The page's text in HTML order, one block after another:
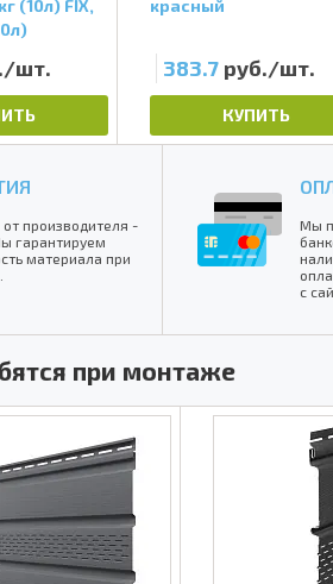
(10л) FIX,
шт.
красный
383.7 руб./шт.
КУПИТЬ
от производителя -
гарантируем
материала при
Мы
с
при монтаже